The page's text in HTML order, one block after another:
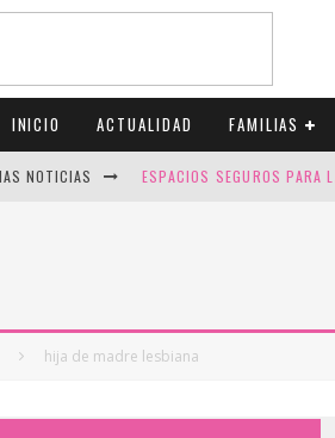
INICIO ACTUALIDAD FAMILIAS
NOTICIAS ESPACIOS SEGUROS PARA
CANADÁ CELEBRA EL
hija de madre lesbiana